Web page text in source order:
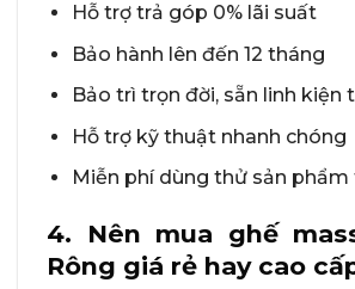
Hỗ trợ trả góp 0% lãi suất
Bảo hành lên đến 12 tháng
Bảo trì trọn đời, sẵn linh kiện
Hỗ trợ kỹ thuật nhanh chóng
Miễn phí dùng thử sản phẩm
4. Nên mua ghế
Rông giá rẻ hay cao